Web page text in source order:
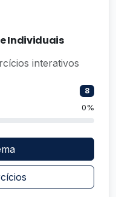
Individuais
interativos
8
0%